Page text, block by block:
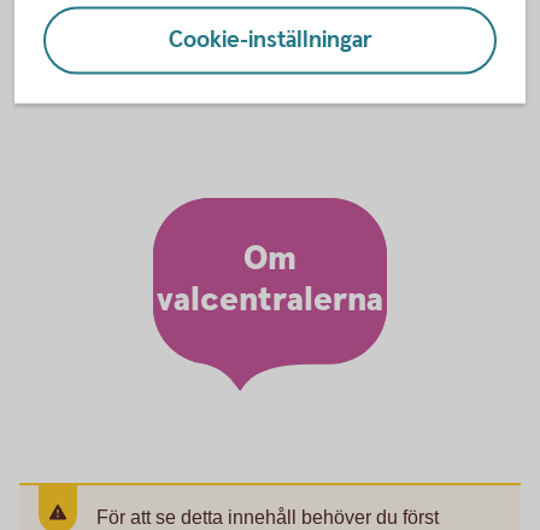
och valcentral på Pensionsmyndighetens webbplats.
Tjänstepension, avtalspension och valcentral
Om
valcentralerna
För att se detta innehåll behöver du först
Cookie-inställningar